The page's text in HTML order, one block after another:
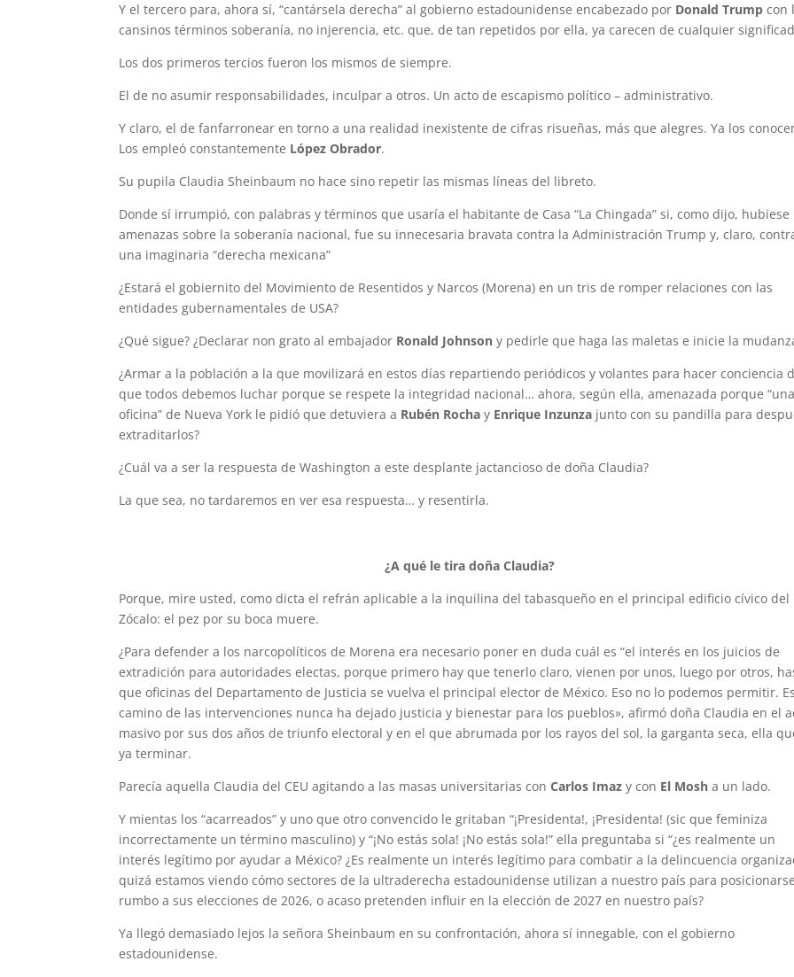
Y el tercero para, ahora sí, “cantársela derecha” al gobierno estadounidense encabezado por Donald Trump con
cansinos términos soberanía, no injerencia, etc. que, de tan repetidos por ella, ya carecen de cualquier
Los dos primeros tercios fueron los mismos de siempre.
El de no asumir responsabilidades, inculpar a otros. Un acto de escapismo político – administrativo.
Y claro, el de fanfarronear en torno a una realidad inexistente de cifras risueñas, más que alegres. Ya los
Los empleó constantemente López Obrador.
Su pupila Claudia Sheinbaum no hace sino repetir las mismas líneas del libreto.
Donde sí irrumpió, con palabras y términos que usaría el habitante de Casa “La Chingada” si, como dijo, hubiese
amenazas sobre la soberanía nacional, fue su innecesaria bravata contra la Administración Trump y, claro,
una imaginaria “derecha mexicana”
¿Estará el gobiernito del Movimiento de Resentidos y Narcos (Morena) en un tris de romper relaciones con las
entidades gubernamentales de USA?
¿Qué sigue? ¿Declarar non grato al embajador Ronald Johnson y pedirle que haga las maletas e inicie la
¿Armar a la población a la que movilizará en estos días repartiendo periódicos y volantes para hacer conciencia
que todos debemos luchar porque se respete la integridad nacional… ahora, según ella, amenazada porque “una
oficina” de Nueva York le pidió que detuviera a Rubén Rocha y Enrique Inzunza junto con su pandilla para
extraditarlos?
¿Cuál va a ser la respuesta de Washington a este desplante jactancioso de doña Claudia?
La que sea, no tardaremos en ver esa respuesta… y resentirla.
¿A qué le tira doña Claudia?
Porque, mire usted, como dicta el refrán aplicable a la inquilina del tabasqueño en el principal edificio cívico del
Zócalo: el pez por su boca muere.
¿Para defender a los narcopolíticos de Morena era necesario poner en duda cuál es “el interés en los juicios de
extradición para autoridades electas, porque primero hay que tenerlo claro, vienen por unos, luego por otros,
que oficinas del Departamento de Justicia se vuelva el principal elector de México. Eso no lo podemos permitir.
camino de las intervenciones nunca ha dejado justicia y bienestar para los pueblos», afirmó doña Claudia en el
masivo por sus dos años de triunfo electoral y en el que abrumada por los rayos del sol, la garganta seca, ella
ya terminar.
Parecía aquella Claudia del CEU agitando a las masas universitarias conCarlos Imaz y con El Mosh a un lado.
Y mientas los “acarreados” y uno que otro convencido le gritaban “¡Presidenta!, ¡Presidenta! (sic que feminiza
incorrectamente un término masculino) y “¡No estás sola! ¡No estás sola!” ella preguntaba si “¿es realmente un
interés legítimo por ayudar a México? ¿Es realmente un interés legítimo para combatir a la delincuencia
quizá estamos viendo cómo sectores de la ultraderecha estadounidense utilizan a nuestro país para posicionarse
rumbo a sus elecciones de 2026, o acaso pretenden influir en la elección de 2027 en nuestro país?
Ya llegó demasiado lejos la señora Sheinbaum en su confrontación, ahora sí innegable, con el gobierno
estadounidense.